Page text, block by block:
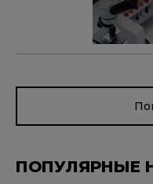
ПОПУЛЯРНЫЕ